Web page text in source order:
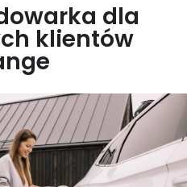
dla
klientów